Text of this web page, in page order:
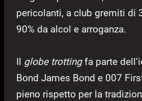
pericolanti, a club gremiti di
90% da alcol e arroganza.
Il globe trottingfa parte
Bond James Bond e 007
pieno rispetto per la